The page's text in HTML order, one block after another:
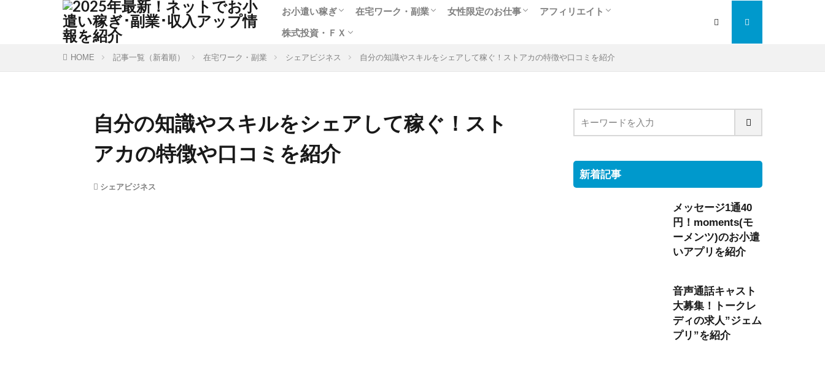
お小遣い稼ぎ
人気のポイントサイト
アンケートモニター
ゲームや懸賞で稼ぐ
在宅ワーク・副業 女性限定のお仕事 アフィリエイト
株式投資・ＦＸ
格安ネット証券会社
ネット売買の特徴は
株式投資実践編
ＦＸ投資超入門
HOME 記事一覧（新着順） 在宅ワーク・副業 シェアビジネス 自分の知識やスキルをシェアして稼ぐ！ストアカの特徴や口コミを紹介
自分の知識やスキルをシェアして稼ぐ！スト
アカの特徴や口コミを紹介
シェアビジネス
新着記事
メッセージ1通40
円！moments(モ
ーメンツ)のお小遣
いアプリを紹介
音声通話キャスト
大募集！トークレ
ディの求人”ジェム
プリ”を紹介